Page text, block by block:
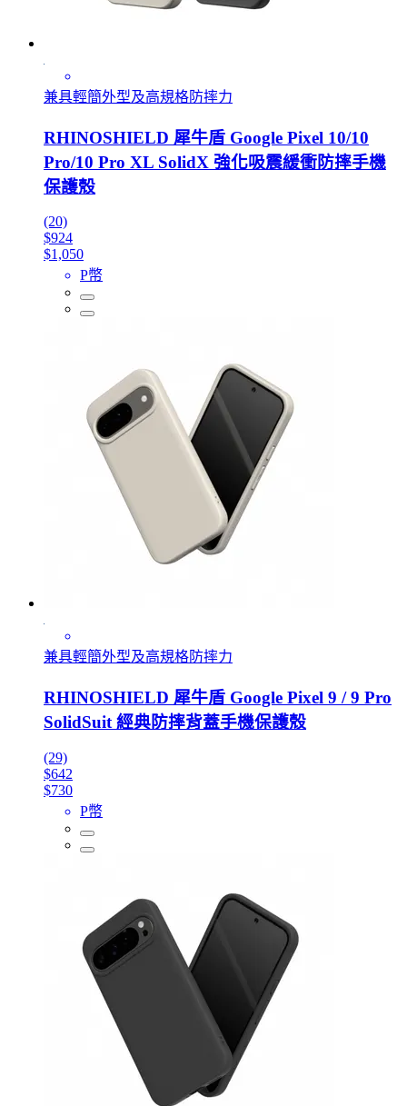
兼具輕簡外型及高規格防摔力
RHINOSHIELD 犀牛盾 Google Pixel 10/10
Pro/10 Pro XL SolidX 強化吸震緩衝防摔手機
保護殼
(20)
$924
$1,050
P幣
兼具輕簡外型及高規格防摔力
RHINOSHIELD 犀牛盾 Google Pixel 9 / 9 Pro
SolidSuit 經典防摔背蓋手機保護殼
(29)
$642
$730
P幣